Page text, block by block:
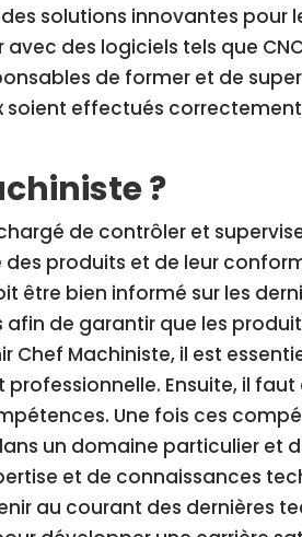
solutions innovantes pour
des logiciels tels que
de former et de
soient effectués
?
de contrôler et
produits et de leur
être bien informé sur les
de garantir que les
Chef Machiniste, il est
Ensuite, il faut
Une fois ces
un domaine particulier et
et de connaissances
au courant des dernières